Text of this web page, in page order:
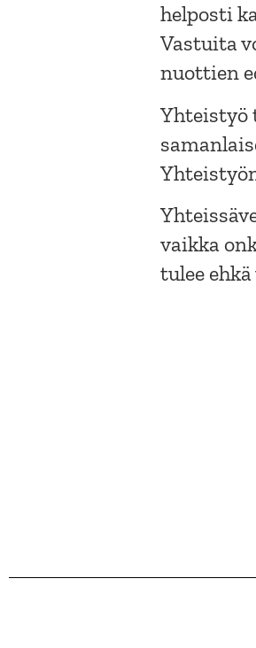
helposti
Vastuita
nuottien
Yhteistyö
vaikka
tulee